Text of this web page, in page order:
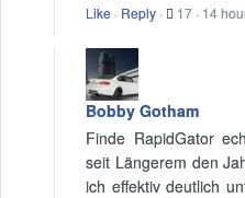
Like · Reply · 17 · 14
Bobby Gotham
Finde RapidGator
seit Längerem den
ich effektiv deutlich